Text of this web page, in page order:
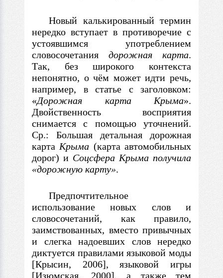
Новый калькированный термин
нередко вступает в противоречие с
устоявшимся употреблением
словосочетания дорожная карта.
Так, без широкого контекста
непонятно, о чём может идти речь,
например, в статье с заголовком:
«Дорожная карта Крыма».
Двойственность восприятия
снимается с помощью уточнений.
Ср.: Большая детальная дорожная
карта Крыма (карта автомобильных
дорог) и Соцсфера Крыма получила
«дорожную карту».
Предпочтительное
использование новых слов и
словосочетаний, как правило,
заимствованных, вместо привычных
и слегка надоевших слов нередко
диктуется правилами языковой моды
[Крысин, 2006], языковой игры
[Изюмская, 2000], а также тем